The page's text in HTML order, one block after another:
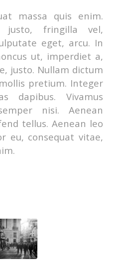
massa quis enim.
justo, fringilla vel,
eget, arcu. In
ut, imperdiet a,
justo. Nullam dictum
pretium. Integer
dapibus. Vivamus
nisi. Aenean
tellus. Aenean leo
eu, consequat vitae,